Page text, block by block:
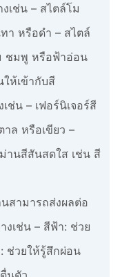
เช่น – สไตล์โม
า หรือดำ – สไตล์
ชมพู หรือฟ้าอ่อน
ให้เข้ากับสี
ช่น – เฟอร์นิเจอร์สี
ล หรือเขียว –
านสีสันสดใส เช่น สี
สามารถส่งผลต่อ
เช่น – สีฟ้า: ช่วย
ช่วยให้รู้สึกผ่อน